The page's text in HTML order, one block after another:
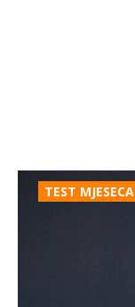
TEST MJESECA